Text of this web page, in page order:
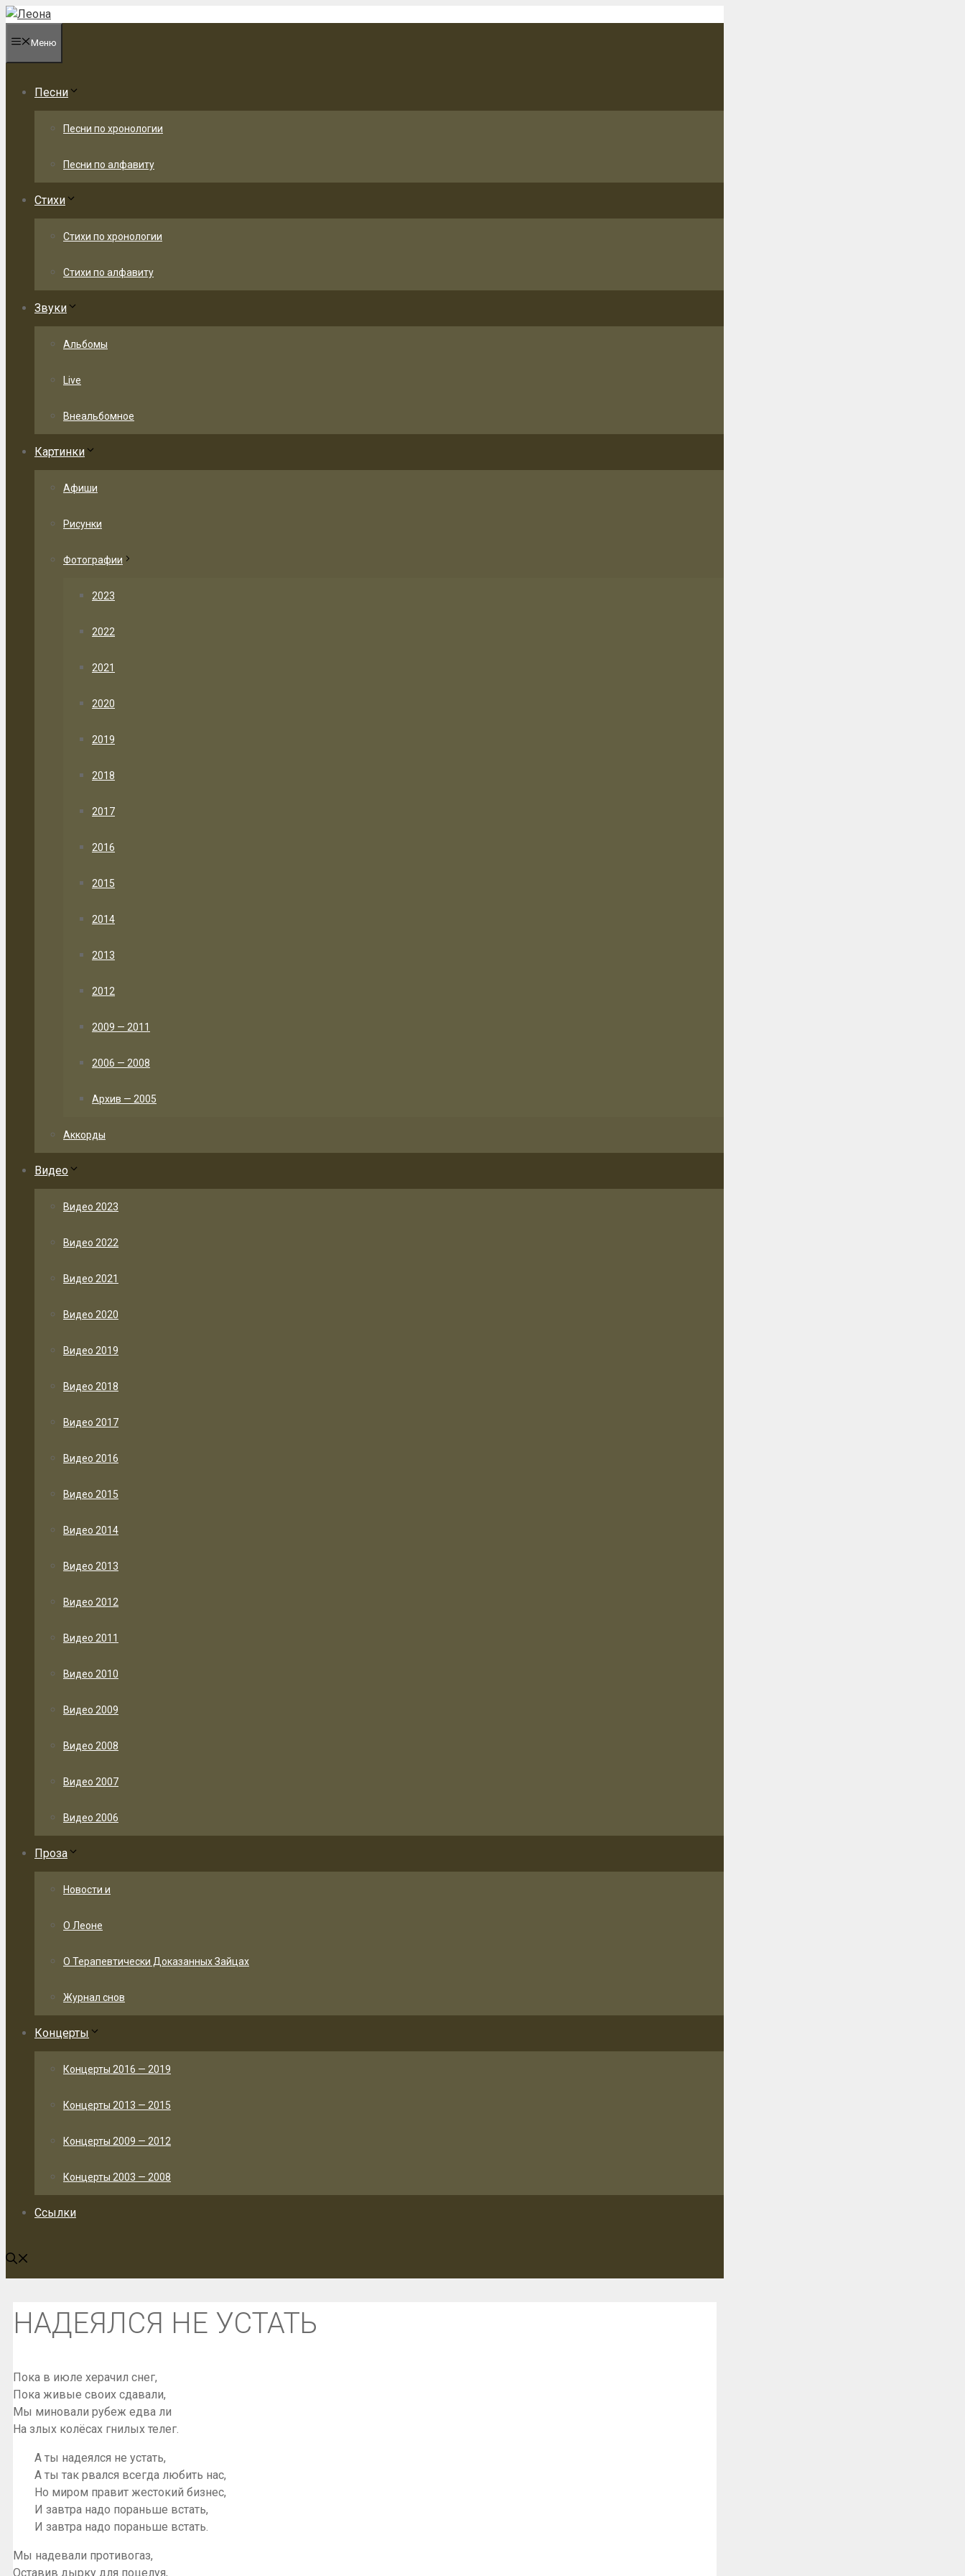
Перейти
содержимому
Меню
Песни
Песни по хронологии
Песни по алфавиту
Стихи
Стихи по хронологии
Стихи по алфавиту
Звуки
Альбомы
Live
Внеальбомное
Картинки
Афиши
Рисунки
Фотографии
2023
2022
2021
2020
2019
2018
2017
2016
2015
2014
2013
2012
2009 — 2011
2006 — 2008
Архив — 2005
Аккорды
Видео
Видео 2023
Видео 2022
Видео 2021
Видео 2020
Видео 2019
Видео 2018
Видео 2017
Видео 2016
Видео 2015
Видео 2014
Видео 2013
Видео 2012
Видео 2011
Видео 2010
Видео 2009
Видео 2008
Видео 2007
Видео 2006
Проза
Новости и
О Леоне
О Терапевтически Доказанных Зайцах
Журнал снов
Концерты
Концерты 2016 — 2019
Концерты 2013 — 2015
Концерты 2009 — 2012
Концерты 2003 — 2008
Ссылки
НАДЕЯЛСЯ НЕ УСТАТЬ
Пока в июле херачил снег,
Пока живые своих сдавали,
Мы миновали рубеж едва ли
На злых колёсах гнилых телег.
А ты надеялся не устать,
А ты так рвался всегда любить нас,
Но миром правит жестокий бизнес,
И завтра надо пораньше встать,
И завтра надо пораньше встать.
Мы надевали противогаз,
Оставив дырку для поцелуя,